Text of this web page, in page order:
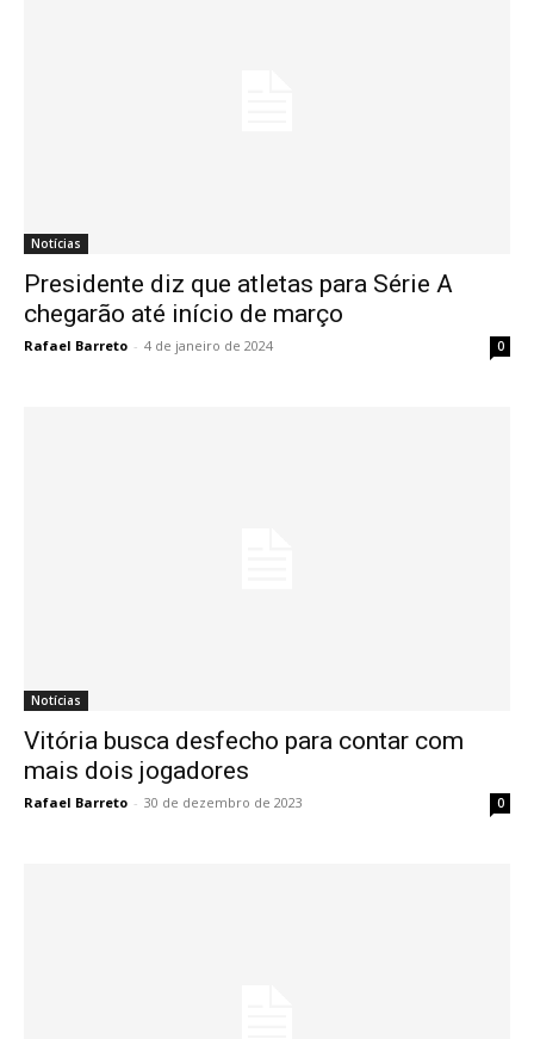
Notícias
Presidente diz que atletas para Série A
chegarão até início de março
Rafael Barreto - 4 de janeiro de 2024 0
Notícias
Vitória busca desfecho para contar com
mais dois jogadores
Rafael Barreto - 30 de dezembro de 2023 0